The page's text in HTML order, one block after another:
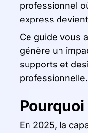
professionnel
express
Ce guide vous
génère un
supports et
En 2025, la